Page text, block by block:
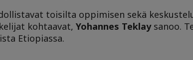
toisilta oppimisen sekä
kohtaavat, Yohannes Teklay sanoo.
Etiopiassa.